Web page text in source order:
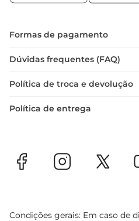
conforme a necessidade
Formas de pagamento
Dúvidas frequentes (FAQ)
Política de troca e devolução
Política de entrega
Condições gerais: Em caso de